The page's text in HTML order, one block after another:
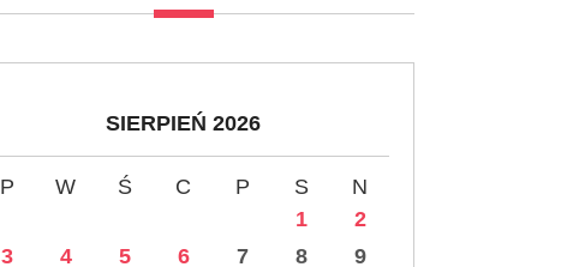
SIERPIEŃ 2026
P W Ś C P S
N
1
2
3
4 5 6 7 8
9